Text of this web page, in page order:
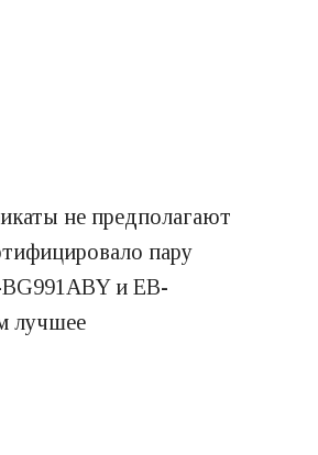
не предполагают
пару
и EB-
лучшее